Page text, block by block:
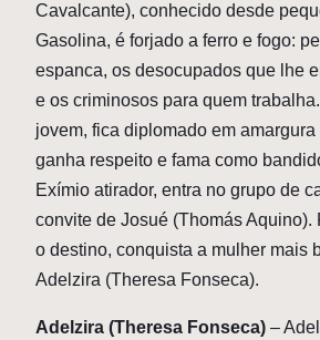
Cavalcante), conhecido desde
Gasolina, é forjado a ferro e fogo:
espanca, os desocupados que lhe
e os criminosos para quem
jovem, fica diplomado em
ganha respeito e fama como
Exímio atirador, entra no grupo de
convite de Josué (Thomás Aquino).
o destino, conquista a mulher mais
Adelzira (Theresa Fonseca).
Adelzira (Theresa Fonseca) –